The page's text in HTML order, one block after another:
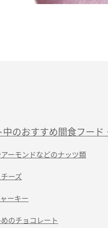
中のおすすめ間食フード
ーモンドなどのナッツ類
ーズ
ーキー
のチョコレート